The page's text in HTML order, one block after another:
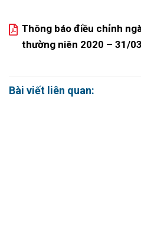
Thông báo điều chỉnh
thường niên 2020 – 31/
Bài viết liên quan: